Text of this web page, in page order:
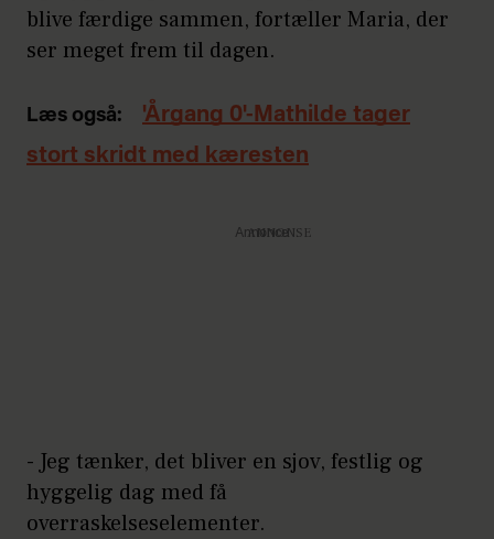
blive færdige sammen, fortæller Maria, der
ser meget frem til dagen.
Læs også:
'Årgang 0'-Mathilde tager
stort skridt med kæresten
Annonce
- Jeg tænker, det bliver en sjov, festlig og
hyggelig dag med få
overraskelseselementer.